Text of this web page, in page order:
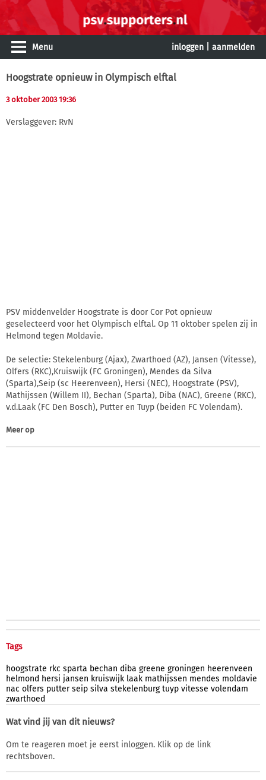
Menu inloggen aanmelden
Hoogstrate opnieuw in Olympisch elftal
3 oktober 2003 19:36
Verslaggever: RvN
PSV middenvelder Hoogstrate is door Cor Pot opnieuw
geselecteerd voor het Olympisch elftal. Op 11 oktober spelen zij in
Helmond tegen Moldavie.
De selectie: Stekelenburg (Ajax), Zwarthoed (AZ), Jansen (Vitesse),
Olfers (RKC),Kruiswijk (FC Groningen), Mendes da Silva
(Sparta),Seip (sc Heerenveen), Hersi (NEC), Hoogstrate (PSV),
Mathijssen (Willem II), Bechan (Sparta), Diba (NAC), Greene (RKC),
v.d.Laak (FC Den Bosch), Putter en Tuyp (beiden FC Volendam).
Meer op
Tags
hoogstrate rkc sparta bechan diba greene groningen heerenveen
helmond hersi jansen kruiswijk laak mathijssen mendes moldavie
nac olfers putter seip silva stekelenburg tuyp vitesse volendam
zwarthoed
Wat vind jij van dit nieuws?
Om te reageren moet je eerst inloggen. Klik op de link
rechtsboven.